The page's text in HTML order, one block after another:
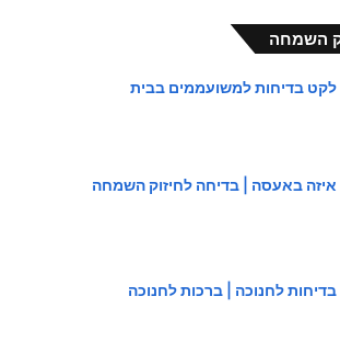
השמחה
לקט בדיחות למשועממים בבית
איזה באעסה | בדיחה לחיזוק השמחה
בדיחות לחנוכה | ברכות לחנוכה